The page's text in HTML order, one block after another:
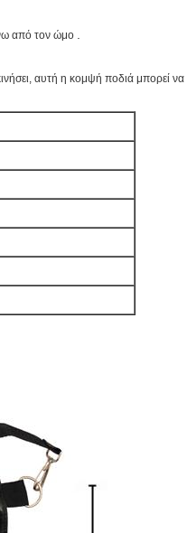
από τον ώμο
αυτή η κομψή ποδιά μπορεί να